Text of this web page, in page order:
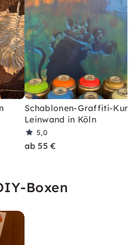
Schablonen-Graffiti-Kurs
Leinwand in Köln
5,0
ab 55 €
Boxen